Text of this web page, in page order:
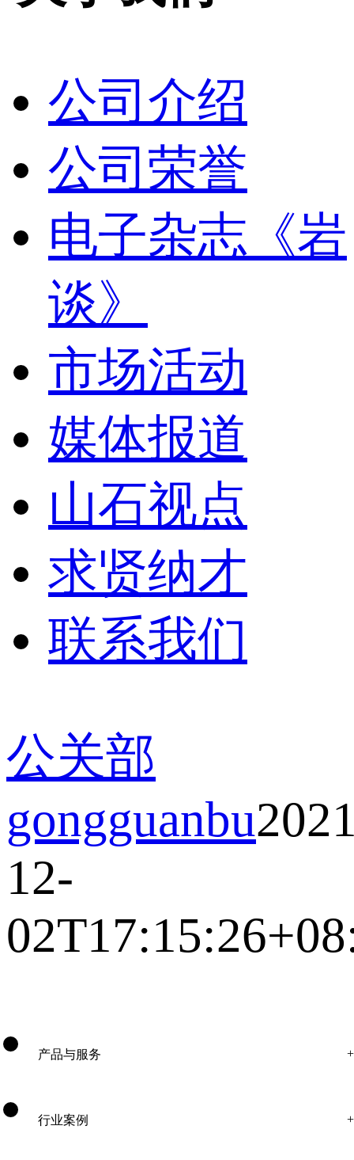
公司介绍
公司荣誉
电子杂志《岩
谈》
市场活动
媒体报道
山石视点
求贤纳才
联系我们
公关部
gongguanbu
12-
产品与服务
行业案例